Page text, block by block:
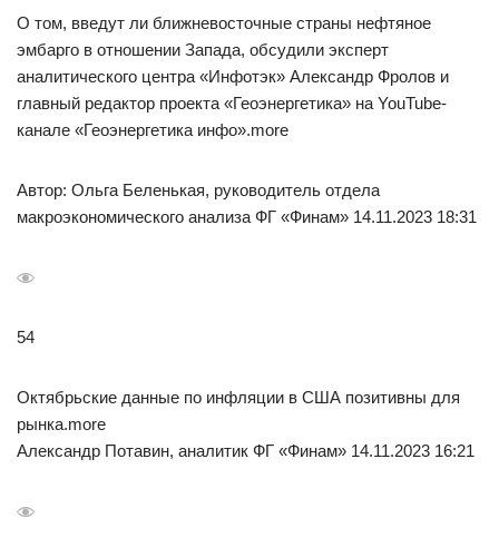
О том, введут ли ближневосточные страны нефтяное
эмбарго в отношении Запада, обсудили эксперт
аналитического центра «Инфотэк» Александр Фролов и
главный редактор проекта «Геоэнергетика» на YouTube-
канале «Геоэнергетика инфо».more
Автор: Ольга Беленькая, руководитель отдела
макроэкономического анализа ФГ «Финам» 14.11.2023 18:31
54
Октябрьские данные по инфляции в США позитивны для
рынка.more
Александр Потавин, аналитик ФГ «Финам» 14.11.2023 16:21